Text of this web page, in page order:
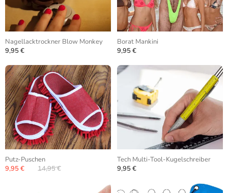
Nagellacktrockner Blow Monkey
9,95 €
Borat Mankini
9,95 €
Putz-Puschen
9,95 €
14,95 €
Tech Multi-Tool-Kugelschreiber
9,95 €